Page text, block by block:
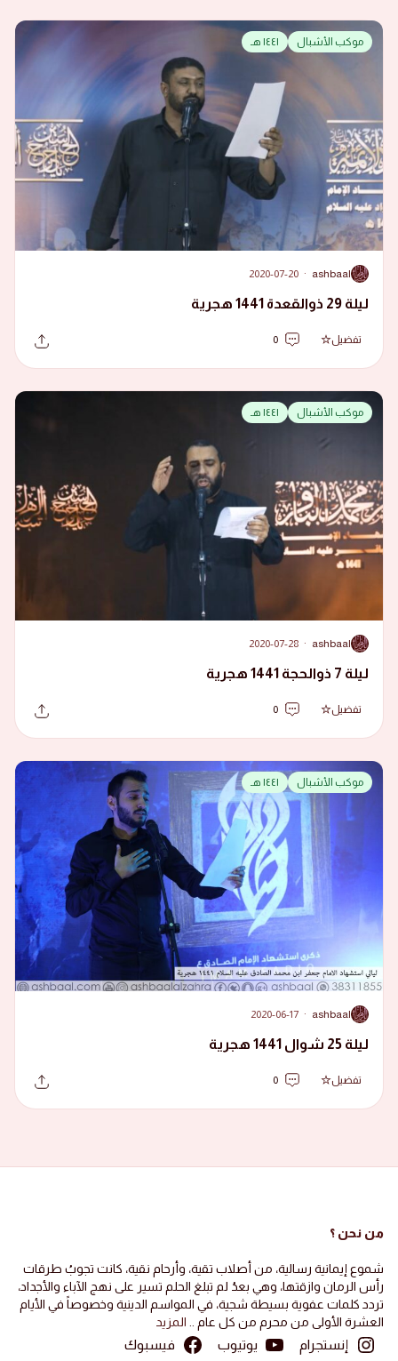
موكب الأشبال ١٤٤١ هـ
A
ashbaal
·
2020-07-20
ليلة 29 ذوالقعدة 1441 هجرية
تفضيل 0
موكب الأشبال ١٤٤١ هـ
A
ashbaal
·
2020-07-28
ليلة 7 ذوالحجة 1441 هجرية
تفضيل 0
موكب الأشبال ١٤٤١ هـ
A
ashbaal
·
2020-06-17
ليلة 25 شوال 1441 هجرية
تفضيل 0
من نحن ؟
شموع إيمانية رسالية، من أصلاب تقية، وأرحام نقية، كانت تجوبُ طرقات
رأس الرمان وازقتها، وهي بعدُ لم تبلغ الحلم تسير على نهج الآباء والأجداد،
تردد كلمات عفوية بسيطة شجية، في المواسم الدينية وخصوصاً في الأيام
العشرة الأولى من محرم من كل عام .. المزيد
إنستجرام يوتيوب فيسبوك